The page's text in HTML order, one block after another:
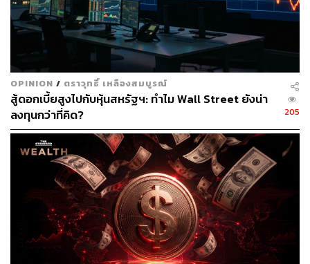
ส่วนฝั่งที่คาดการณ์การปรับลด 0.25% มีมุมมองว่า ภาวะ
เศรษฐกิจสหรัฐฯ กำลังชะลอตัวลงในรูปแบบ Soft Landing ดัง
นั้น Fed ไม่มีความจำเป็นต้องเริ่มปรับลดดอกเบี้ยด้วยอัตรา
0.50% ซึ่งนับเป็นขนาดการปรับลดที่ใหญ่เกินปกติ
(Oversized Cut) เสี่ยงชี้นำให้เกิดความกังวลต่อภาวะ
เศรษฐกิจสหรัฐฯ อีกทั้งยังอาจเร่งให้เงินเฟ้อกลับตัวขึ้นหรือ
ค้างตัวในระดับสูง เสี่ยงพลาดการบรรลุเป้าหมายด้านเงินเฟ้อ
ของ Fed
อย่างไรก็ดี ภายหลังทุกคนได้รับทราบมติการปรับลดอัตรา
ดอกเบี้ยครั้งแรก พร้อมกับรายงานภาวะเศรษฐกิจสหรัฐฯ
ฉบับล่าสุด ที่ระบุการคาดการณ์ขนาดการปรับลดอัตรา
ดอกเบี้ยของ Fed ในปี 2024-2027 แล้ว กลับพบว่า ประเด็น
ขนาดการปรับลดอัตราดอกเบี้ยของ Fed ยังคงเป็นที่ถกเถียง
กันต่อไป โดยปัจจุบันกระแสการคาดการณ์ของตลาดชี้ว่า
Fed อาจเร่งปรับลดอัตราดอกเบี้ยลงอย่างรวดเร็ว จาก 4.75-
OPINION / ตราวุทธิ์ เหลืองสมบูรณ์
สู้ดอกเบี้ยสูงไปกับหุ้นสหรัฐฯ: ทำไม Wall Street ยังน่า
ลงทุนกว่าที่คิด?
205